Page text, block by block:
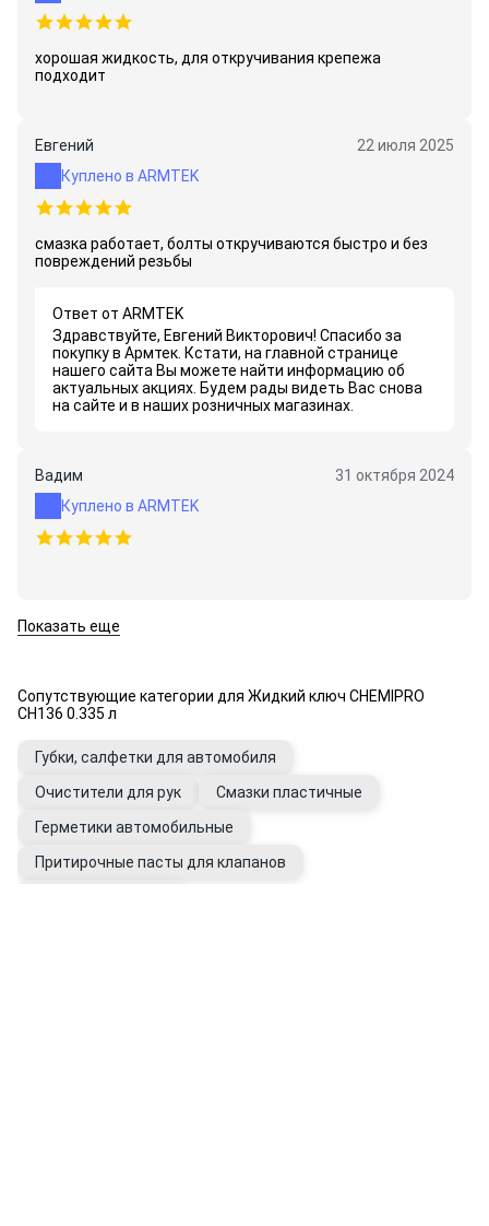
хорошая жидкость, для откручивания крепежа
подходит
Евгений
22 июля 2025
Куплено в ARMTEK
смазка работает, болты откручиваются быстро и без
повреждений резьбы
Ответ от ARMTEK
Здравствуйте, Евгений Викторович! Спасибо за
покупку в Армтек. Кстати, на главной странице
нашего сайта Вы можете найти информацию об
актуальных акциях. Будем рады видеть Вас снова
на сайте и в наших розничных магазинах.
Вадим
31 октября 2024
Куплено в ARMTEK
Показать еще
Сопутствующие категории для Жидкий ключ CHEMIPRO
CH136 0.335 л
Губки, салфетки для автомобиля
Очистители для рук
Смазки пластичные
Герметики автомобильные
Притирочные пасты для клапанов